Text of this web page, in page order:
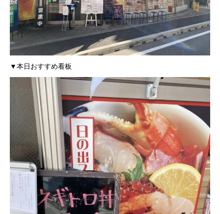
▼本日おすすめ看板